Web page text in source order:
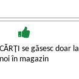
se găsesc doar la
noi în magazin